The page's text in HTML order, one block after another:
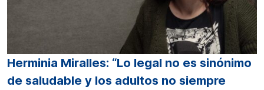
Herminia Miralles: “Lo legal no es sinónimo
de saludable y los adultos no siempre